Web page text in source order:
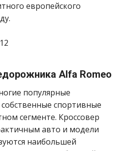
европейского
Alfa Romeo
популярные
спортивные
сегменте. Кроссовер
авто и модели
наибольшей